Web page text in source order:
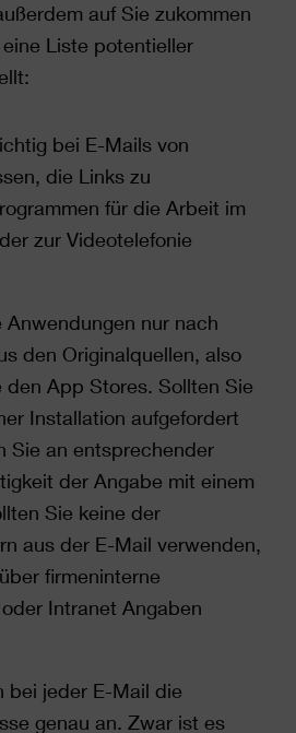
auf Sie zukommen
Liste potentieller
bei E-Mails von
die Links zu
für die Arbeit im
zur Videotelefonie
Anwendungen nur nach
den Originalquellen, also
den App Stores. Sollten Sie
Installation aufgefordert
Sie an entsprechender
der Angabe mit einem
Sie keine der
aus der E-Mail verwenden,
firmeninterne
Intranet Angaben
bei jeder E-Mail die
genau an. Zwar ist es